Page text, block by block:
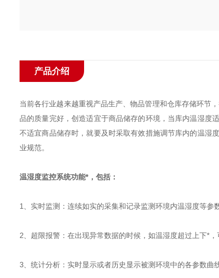
产品介绍
当前各行业越来越重视产品生产、物品管理和仓库存储环节
品的质量完好，创造适宜于商品储存的环境，当库内温湿度
不适宜商品储存时，就要及时采取有效措施调节库内的温湿
业规范。
温湿度监控系统功能*，包括：
1、实时监测：连续如实的采集和记录监测环境内温湿度等
2、超限报警：在出现异常数据的时候，如温湿度超过上下*
3、统计分析：实时显示或者历史显示被测环境中的各参数